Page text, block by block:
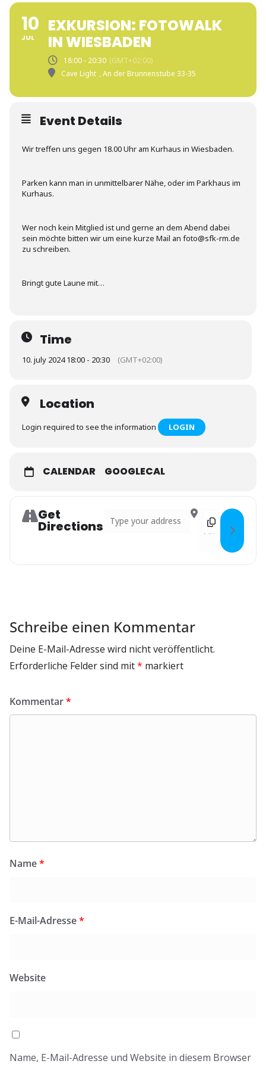
10
JUL
EXKURSION: FOTOWALK
IN WIESBADEN
18:00 - 20:30 (GMT+02:00)
Cave Light , An der Brunnenstube 33-35
Event Details
Wir treffen uns gegen 18.00 Uhr am Kurhaus in Wiesbaden.
Parken kann man in unmittelbarer Nähe, oder im Parkhaus im
Kurhaus.
Wer noch kein Mitglied ist und gerne an dem Abend dabei
sein möchte bitten wir um eine kurze Mail an foto@sfk-rm.de
zu schreiben.
Bringt gute Laune mit…
Time
10. july 2024 18:00 - 20:30 (GMT+02:00)
Location
Login required to see the information LOGIN
CALENDAR GOOGLECAL
Get
Directions
Address - Exkursion: Fotowalk in
Destination
Schreibe einen Kommentar
Deine E-Mail-Adresse wird nicht veröffentlicht.
Erforderliche Felder sind mit* markiert
Kommentar*
Name*
E-Mail-Adresse*
Website
Name, E-Mail-Adresse und Website in diesem Browser